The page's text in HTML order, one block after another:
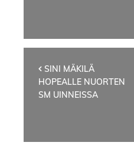
Artikkelien
selaus
SINI MÄKILÄ
HOPEALLE NUORTEN
SM UINNEISSA